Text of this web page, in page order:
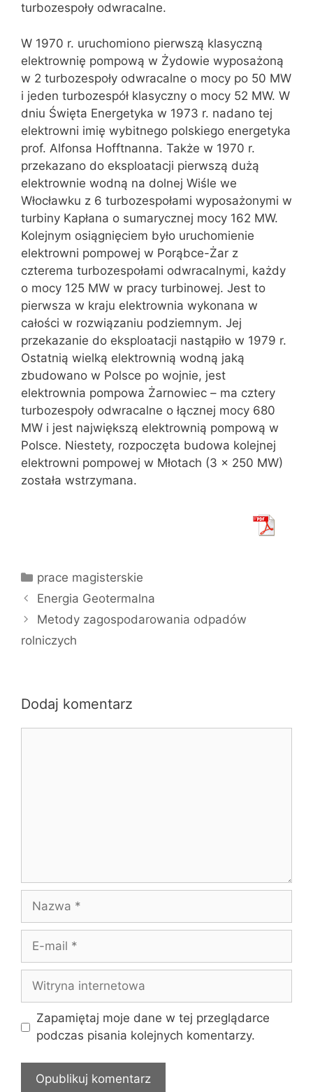
turbozespoły odwracalne.
W 1970 r. uruchomiono pierwszą klasyczną
elektrownię pompową w Żydowie wyposażoną
w 2 turbozespoły odwracalne o mocy po 50 MW
i jeden turbozespół klasyczny o mocy 52 MW. W
dniu Święta Energetyka w 1973 r. nadano tej
elektrowni imię wybitnego polskiego energetyka
prof. Alfonsa Hofftnanna. Także w 1970 r.
przekazano do eksploatacji pierwszą dużą
elektrownie wodną na dolnej Wiśle we
Włocławku z 6 turbozespołami wyposażonymi w
turbiny Kapłana o sumarycznej mocy 162 MW.
Kolejnym osiągnięciem było uruchomienie
elektrowni pompowej w Porąbce-Żar z
czterema turbozespołami odwracalnymi, każdy
o mocy 125 MW w pracy turbinowej. Jest to
pierwsza w kraju elektrownia wykonana w
całości w rozwiązaniu podziemnym. Jej
przekazanie do eksploatacji nastąpiło w 1979 r.
Ostatnią wielką elektrownią wodną jaką
zbudowano w Polsce po wojnie, jest
elektrownia pompowa Żarnowiec – ma cztery
turbozespoły odwracalne o łącznej mocy 680
MW i jest największą elektrownią pompową w
Polsce. Niestety, rozpoczęta budowa kolejnej
elektrowni pompowej w Młotach (3 x 250 MW)
została wstrzymana.
Kategorie
prace magisterskie
Energia Geotermalna
Metody zagospodarowania odpadów
rolniczych
Dodaj komentarz
Nazwa
Witryna
internetowa
Zapamiętaj moje dane w tej przeglądarce
podczas pisania kolejnych komentarzy.